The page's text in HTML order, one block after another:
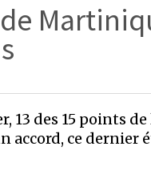
13 des 15 points
accord, ce